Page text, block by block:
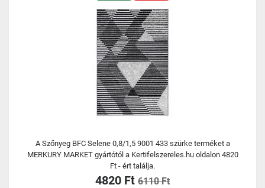
A Szőnyeg BFC Selene 0,8/1,5 9001 433 szürke terméket a
MERKURY MARKET gyártótól a Kertifelszereles.hu oldalon 4820
Ft - ért találja.
4820 Ft 6110 Ft